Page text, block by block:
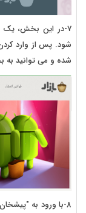
7-در این بخش، یک
شود. پس از وارد
شده و می توانید به
8-با ورود به